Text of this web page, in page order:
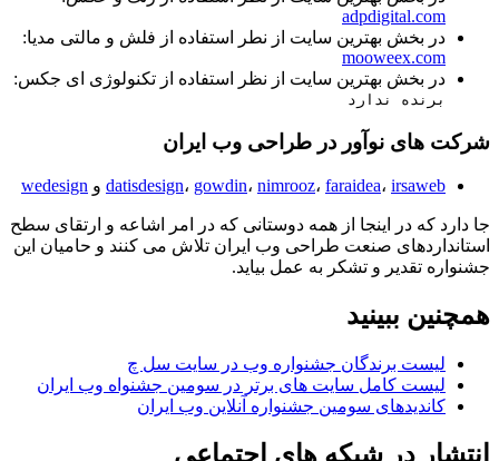
adpdigital.com
در بخش بهترین سایت از نطر استفاده از فلش و مالتی مدیا:
mooweex.com
در بخش بهترین سایت از نظر استفاده از تکنولوژی ای جکس:
برنده ندارد
شرکت های نوآور در طراحی وب ایران
datisdesign، gowdin، nimrooz، faraidea، irsaweb و wedesign
جا دارد که در اینجا از همه دوستانی که در امر اشاعه و ارتقای سطح
استانداردهای صنعت طراحی وب ایران تلاش می کنند و حامیان این
جشنواره تقدیر و تشکر به عمل بیاید.
همچنین ببینید
لیست برندگان جشنواره وب در سایت سل چ
لیست کامل سایت های برتر در سومین جشنواه وب ایران
کاندیدهای سومین جشنواره آنلاین وب ایران
انتشار در شبکه های اجتماعی